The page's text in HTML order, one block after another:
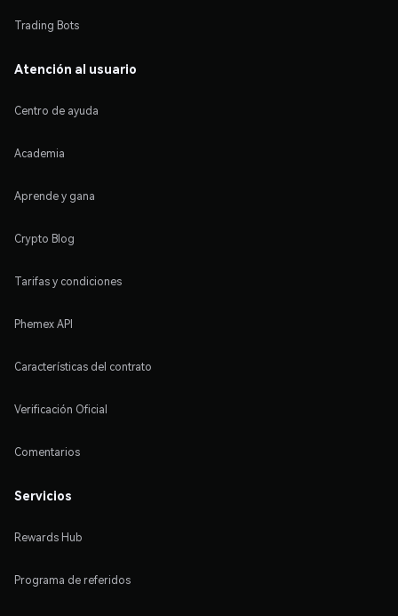
Trading Bots
Atención al usuario
Centro de ayuda
Academia
Aprende y gana
Crypto Blog
Tarifas y condiciones
Phemex API
Características del contrato
Verificación Oficial
Comentarios
Servicios
Rewards Hub
Programa de referidos